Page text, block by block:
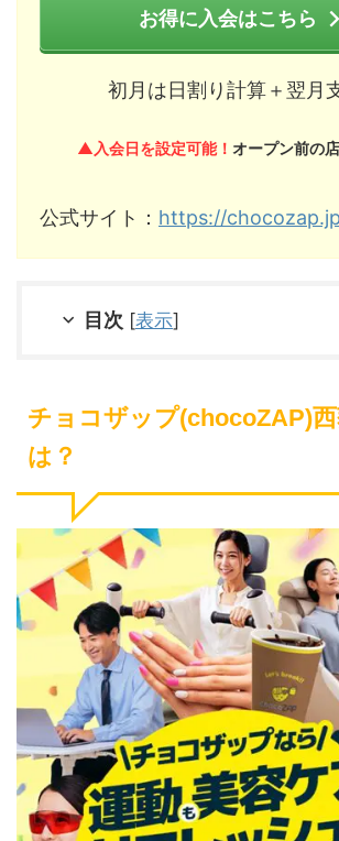
お得に入会はこちら
初月は日割り計算＋翌月
▲入会日を設定可能！ オープン前の
公式サイト： https://
目次 [表示]
チョコザップ(chocoZAP)西
は？